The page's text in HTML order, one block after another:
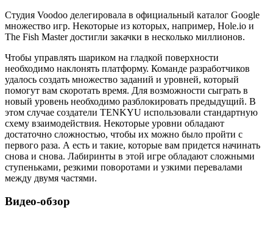
Студия Voodoo делегировала в официальный каталог Google
множество игр. Некоторые из которых, например, Hole.io и
The Fish Master достигли закачки в несколько миллионов.
Чтобы управлять шариком на гладкой поверхности
необходимо наклонять платформу. Команде разработчиков
удалось создать множество заданий и уровней, который
помогут вам скоротать время. Для возможности сыграть в
новый уровень необходимо разблокировать предыдущий. В
этом случае создатели TENKYU использовали стандартную
схему взаимодействия. Некоторые уровни обладают
достаточно сложностью, чтобы их можно было пройти с
первого раза. А есть и такие, которые вам придется начинать
снова и снова. Лабиринты в этой игре обладают сложными
ступеньками, резкими поворотами и узкими перевалами
между двумя частями.
Видео-обзор